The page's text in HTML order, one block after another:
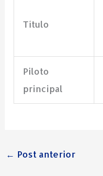
Título
Piloto
principal
← Post anterior